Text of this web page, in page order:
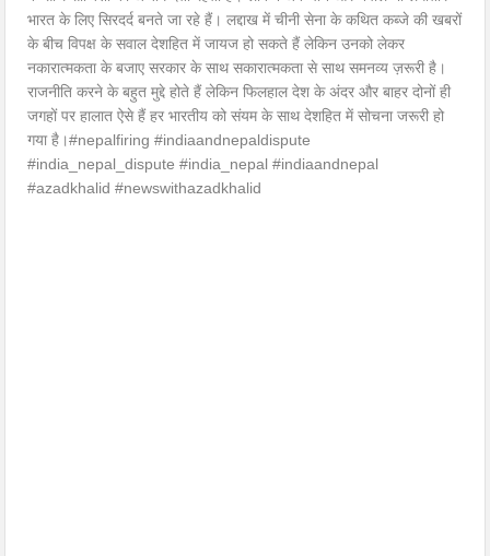
भारत के लिए सिरदर्द बनते जा रहे हैं। लद्दाख में चीनी सेना के कथित कब्जे की खबरों
के बीच विपक्ष के सवाल देशहित में जायज हो सकते हैं लेकिन उनको लेकर
नकारात्मकता के बजाए सरकार के साथ सकारात्मकता से साथ समनव्य ज़रूरी है।
राजनीति करने के बहुत मुद्दे होते हैं लेकिन फिलहाल देश के अंदर और बाहर दोनों ही
जगहों पर हालात ऐसे हैं हर भारतीय को संयम के साथ देशहित में सोचना जरूरी हो
गया है।#nepalfiring #indiaandnepaldispute
#india_nepal_dispute #india_nepal #indiaandnepal
#azadkhalid #newswithazadkhalid